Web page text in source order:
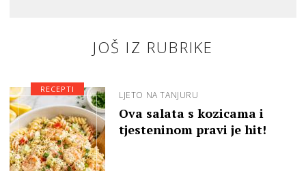
JOŠ IZ RUBRIKE
LJETO NA TANJURU
Ova salata s kozicama i
tjesteninom pravi je hit!
RECEPTI